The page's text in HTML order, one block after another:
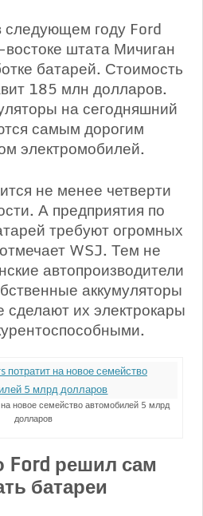
году Ford
штата Мичиган
батарей. Стоимость
185 млн долларов.
на сегодняшний
самым дорогим
электромобилей.
не менее четверти
А предприятия по
требуют огромных
WSJ. Тем не
автопроизводители
аккумуляторы
сделают их электрокары
новое семейство автомобилей 5 млрд
долларов
Ford решил сам
батареи